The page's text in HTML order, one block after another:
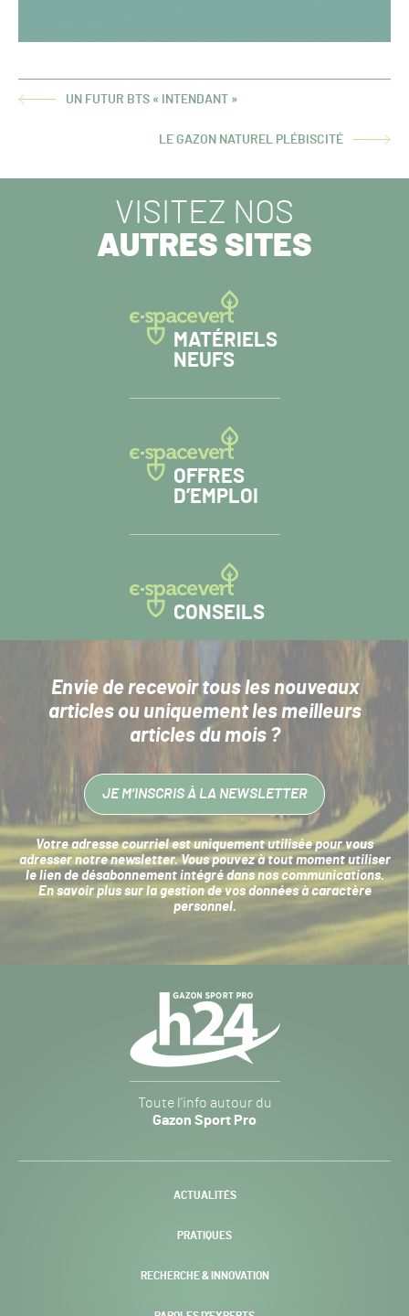
ARTICLEUN FUTUR BTS « INTENDANT »
ARTICLE
LE GAZON NATUREL PLÉBISCITÉ
VISITEZ NOS
AUTRES SITES
MATÉRIELS
NEUFS
OFFRES
D’EMPLOI
CONSEILS
Envie de recevoir tous les nouveaux
articlesou uniquement les meilleurs
articles du mois ?
JE M’INSCRIS À LA NEWSLETTER
Votre adresse courriel est uniquement utilisée pour vous
adresser notre newsletter. Vous pouvez à tout moment utiliser
le lien de désabonnement intégré dans nos communications.
En savoir plus sur la gestion de vos données à caractère
personnel.
Sport
Pro
-
Toute l’info autour du
Gazon Sport Pro
ACTUALITÉS
PRATIQUES
RECHERCHE & INNOVATION